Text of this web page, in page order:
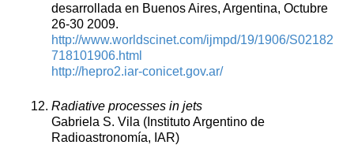
desarrollada en Buenos Aires, Argentina, Octubre
26-30 2009.
http://www.worldscinet.com/ijmpd/19/1906/S02182
718101906.html
http://hepro2.iar-conicet.gov.ar/
Radiative processes in jets
Gabriela S. Vila (Instituto Argentino de
Radioastronomía, IAR)